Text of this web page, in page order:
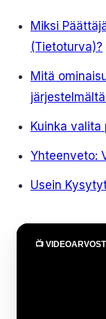
Miksi
(Tietoturva)?
Mitä
Kuinka
Yhteenveto:
Usein
📺